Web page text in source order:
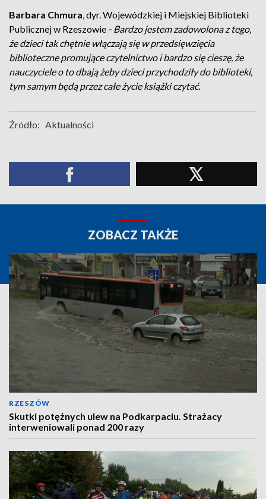
Barbara Chmura, dyr. Wojewódzkiej i Miejskiej Biblioteki
Publicznej w Rzeszowie - Bardzo jestem zadowolona z tego,
że dzieci tak chętnie włączają się w przedsięwzięcia
biblioteczne promujące czytelnictwo i bardzo się cieszę, że
nauczyciele o to dbają żeby dzieci przychodziły do biblioteki,
tym samym będą przez całe życie książki czytać.
Źródło: Aktualności
ZOBACZ TAKŻE
RZESZÓW
Skutki potężnych ulew na Podkarpaciu. Strażacy
interweniowali ponad 200 razy